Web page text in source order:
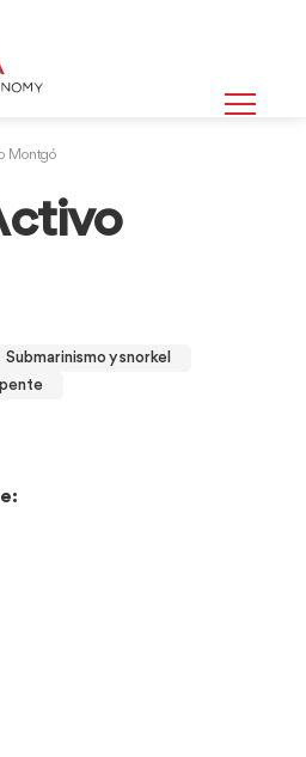
Montgó
Submarinismo y snorkel